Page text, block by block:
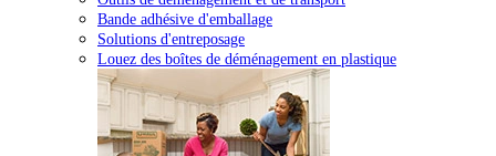
Bande adhésive d'emballage
Solutions d'entreposage
Louez des boîtes de déménagement en plastique